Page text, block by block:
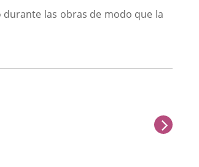
las obras de modo que la